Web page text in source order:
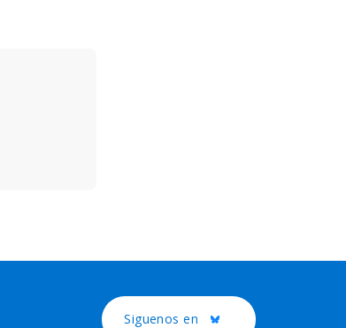
Siguenos en Twitter